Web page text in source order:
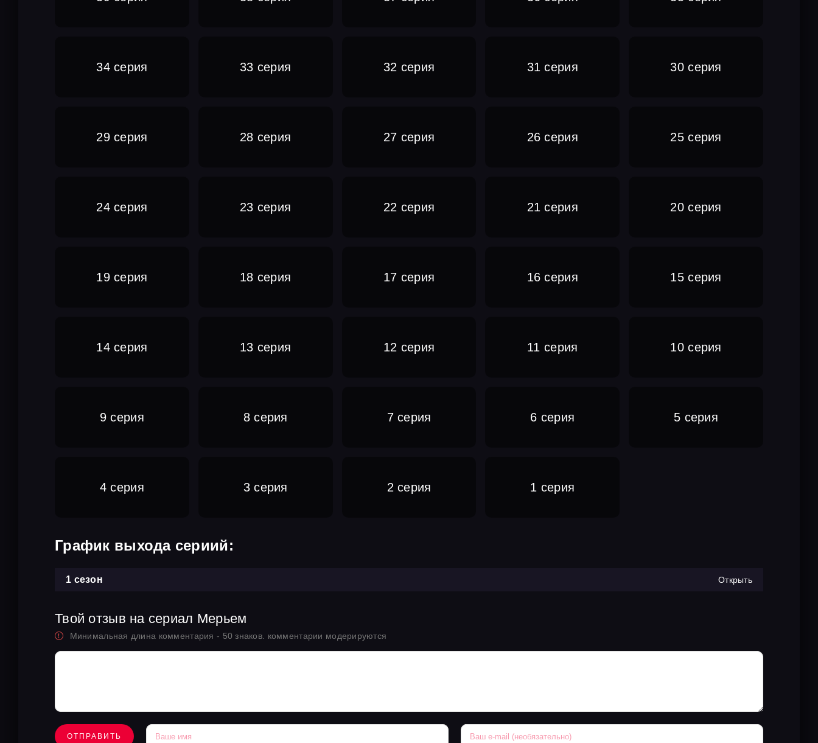
34 серия 33 серия 32 серия 31 серия 30 серия
29 серия 28 серия 27 серия 26 серия 25 серия
24 серия 23 серия 22 серия 21 серия 20 серия
19 серия 18 серия 17 серия 16 серия 15 серия
14 серия 13 серия 12 серия 11 серия 10 серия
9 серия 8 серия 7 серия 6 серия 5 серия
4 серия 3 серия 2 серия 1 серия
График выхода сериий:
1 сезон Открыть
Твой отзыв на сериал Мерьем
Минимальная длина комментария - 50 знаков. комментарии модерируются
ОТПРАВИТЬ